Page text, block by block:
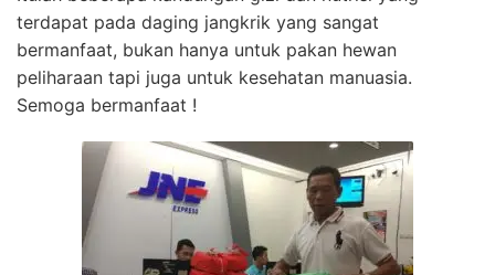
terdapat pada daging jangkrik yang sangat
bermanfaat, bukan hanya untuk pakan hewan
peliharaan tapi juga untuk kesehatan manuasia.
Semoga bermanfaat !